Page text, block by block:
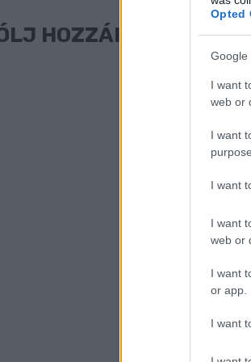
Opted
Google
I want
web or
I want
I want
I want
web or
I want
or app.
I want
HOZZÁ!